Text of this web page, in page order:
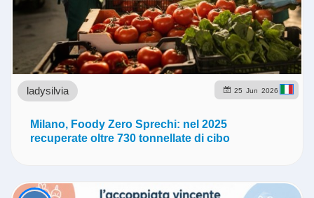
25 Jun 2026
ladysilvia
Milano, Foody Zero Sprechi: nel 2025
recuperate oltre 730 tonnellate di cibo